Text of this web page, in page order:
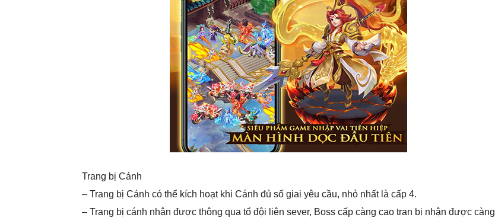
Trang bị Cánh
– Trang bị Cánh có thể kích hoạt khi Cánh đủ số giai yêu cầu, nhỏ nhất là cấp 4.
– Trang bị cánh nhận được thông qua tổ đội liên sever, Boss cấp càng cao tran bị nhận được càng